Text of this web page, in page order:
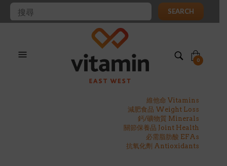
SEARCH
0
維他命 Vitamins
減肥食品 Weight Loss
鈣/礦物質 Minerals
關節保養品 Joint Health
必需脂肪酸 EFAs
抗氧化劑 Antioxidants